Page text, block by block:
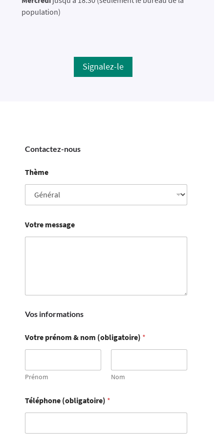
population)
Signalez-le
Contactez-nous
Thème
Votre message
Vos informations
Votre prénom & nom (obligatoire) *
Prénom Nom
Téléphone (obligatoire) *